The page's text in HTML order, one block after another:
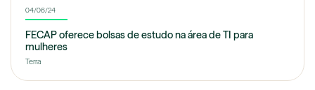
04/06/24
FECAP oferece bolsas de estudo na área de TI para
mulheres
Terra